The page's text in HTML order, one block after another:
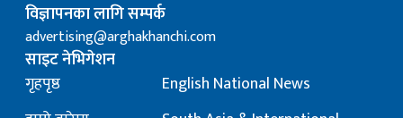
विज्ञापनका लागि सम्पर्क
advertising@arghakhanchi.com
साइट नेभिगेशन
गृहपृष्ठ
English National News